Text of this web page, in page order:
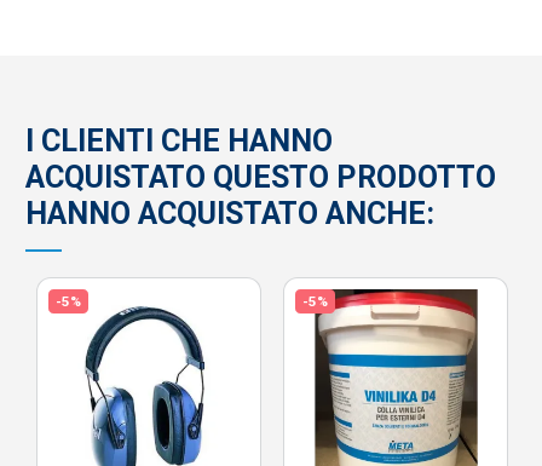
I CLIENTI CHE HANNO
ACQUISTATO QUESTO PRODOTTO
HANNO ACQUISTATO ANCHE:
-5% -5%